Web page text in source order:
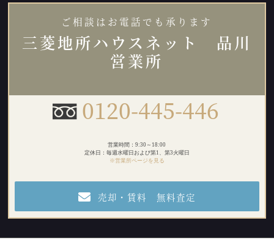
ご相談はお電話でも承ります
三菱地所ハウスネット 品川
営業所
0120-445-446
営業時間：9:30～18:00
定休日：毎週水曜日および第1、第3火曜日
※営業所ページを見る
売却・賃料 無料査定